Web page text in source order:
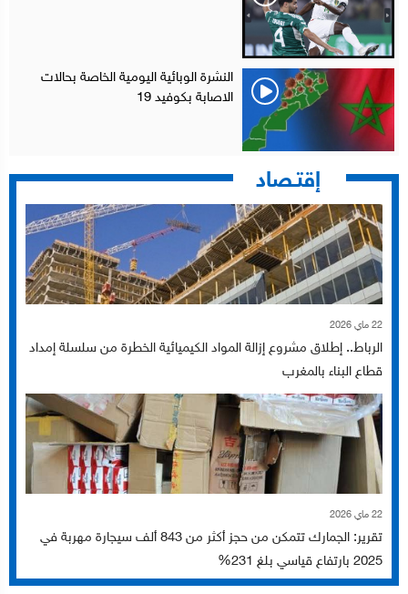
النشرة الوبائية اليومية الخاصة بحالات
الاصابة بكوفيد 19
إقتـصاد
22 ماي 2026
الرباط.. إطلاق مشروع إزالة المواد الكيميائية الخطرة من سلسلة إمداد
قطاع البناء بالمغرب
22 ماي 2026
تقرير: الجمارك تتمكن من حجز أكثر من 843 ألف سيجارة مهربة في
2025 بارتفاع قياسي بلغ 231%